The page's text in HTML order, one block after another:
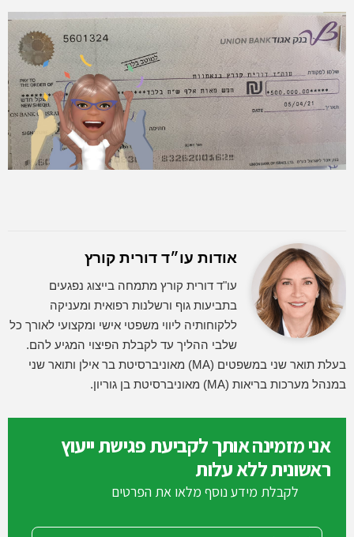
אודות עו״ד דורית קורץ
עו"ד דורית קורץ מתמחה בייצוג נפגעים
בתביעות גוף ורשלנות רפואית ומעניקה
ללקוחותיה ליווי משפטי אישי ומקצועי לאורך כל
שלבי ההליך עד לקבלת הפיצוי המגיע להם.
בעלת תואר שני במשפטים (MA) מאוניברסיטת בר אילן ותואר שני
במנהל מערכות בריאות (MA) מאוניברסיטת בן גוריון.
אני מזמינה אותך לקביעת פגישת ייעוץ
ראשונית ללא עלות
לקבלת מידע נוסף מלאו את הפרטים